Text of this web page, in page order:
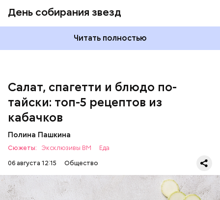
День собирания звезд
Читать полностью
Салат, спагетти и блюдо по-
тайски: топ-5 рецептов из
кабачков
Полина Пашкина
Сюжеты: Эксклюзивы ВМ
Еда
06 августа 12:15
Общество
Ингредиенты:
чеснок;
Однако диетолог предупредила: не для всех дыня
может быть полезна. В первую очередь ее стоит
есть с осторожностью людям: